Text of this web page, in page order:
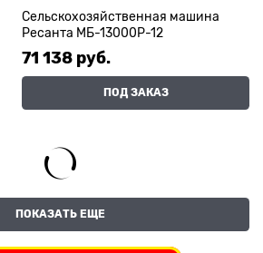
Сельскохозяйственная машина
Ресанта МБ-13000P-12
71 138 руб.
ПОД ЗАКАЗ
ПОКАЗАТЬ ЕЩЕ